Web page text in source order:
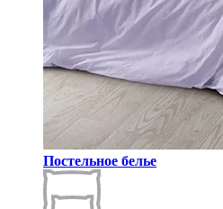
Постельное белье